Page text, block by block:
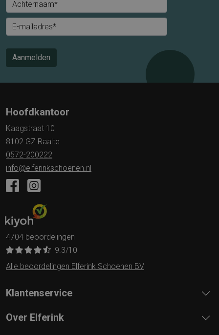
Achternaam*
E-mailadres*
Aanmelden
Hoofdkantoor
Kaagstraat 10
8102 GZ Raalte
0572-200222
info@elferinkschoenen.nl
4704 beoordelingen
9.3/10
Alle beoordelingen Elferink Schoenen BV
Klantenservice
Over Elferink